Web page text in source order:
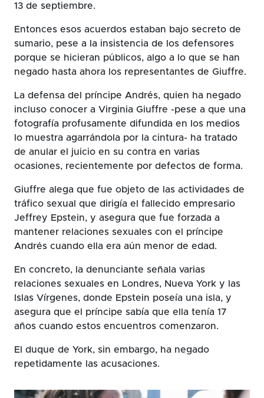
13 de septiembre.
Entonces esos acuerdos estaban bajo secreto de
sumario, pese a la insistencia de los defensores
porque se hicieran públicos, algo a lo que se han
negado hasta ahora los representantes de Giuffre.
La defensa del príncipe Andrés, quien ha negado
incluso conocer a Virginia Giuffre -pese a que una
fotografía profusamente difundida en los medios
lo muestra agarrándola por la cintura- ha tratado
de anular el juicio en su contra en varias
ocasiones, recientemente por defectos de forma.
Giuffre alega que fue objeto de las actividades de
tráfico sexual que dirigía el fallecido empresario
Jeffrey Epstein, y asegura que fue forzada a
mantener relaciones sexuales con el príncipe
Andrés cuando ella era aún menor de edad.
En concreto, la denunciante señala varias
relaciones sexuales en Londres, Nueva York y las
Islas Vírgenes, donde Epstein poseía una isla, y
asegura que el príncipe sabía que ella tenía 17
años cuando estos encuentros comenzaron.
El duque de York, sin embargo, ha negado
repetidamente las acusaciones.